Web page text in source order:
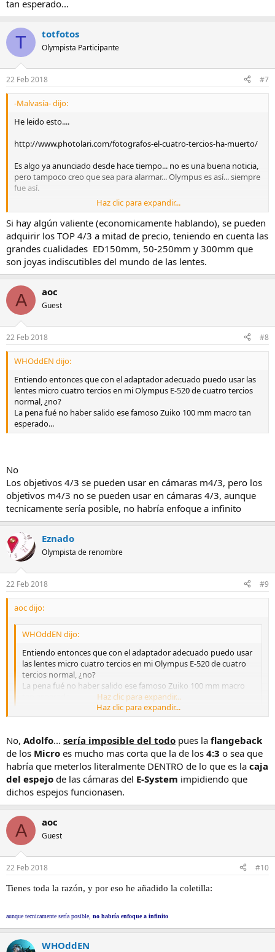
tan esperado...
T totfotos
Olympista Participante
22 Feb 2018 #7
-Malvasía- dijo:
He leido esto....
http://www.photolari.com/fotografos-el-cuatro-tercios-ha-muerto/
Es algo ya anunciado desde hace tiempo... no es una buena noticia,
pero tampoco creo que sea para alarmar... Olympus es así... siempre
fue así.
El m4/3 sigue muy vivo... y estoy seguro que algo preparan para
revitalizar este maravilloso mundo de la fotografía... que sin
Olympus no se entiende.
Haz clic para expandir...
Si hay algún valiente (economicamente hablando), se pueden
adquirir los TOP 4/3 a mitad de precio, teniendo en cuenta las
grandes cualidades ED150mm, 50-250mm y 300mm que
son joyas indiscutibles del mundo de las lentes.
A aoc
Guest
22 Feb 2018 #8
WHOddEN dijo:
Entiendo entonces que con el adaptador adecuado puedo usar las
lentes micro cuatro tercios en mi Olympus E-520 de cuatro tercios
normal, ¿no?
La pena fué no haber salido ese famoso Zuiko 100 mm macro tan
esperado...
No
Los objetivos 4/3 se pueden usar en cámaras m4/3, pero los
objetivos m4/3 no se pueden usar en cámaras 4/3, aunque
tecnicamente sería posible, no habría enfoque a infinito
Eznado
Olympista de renombre
22 Feb 2018 #9
aoc dijo:
WHOddEN dijo:
Entiendo entonces que con el adaptador adecuado puedo usar
las lentes micro cuatro tercios en mi Olympus E-520 de cuatro
tercios normal, ¿no?
La pena fué no haber salido ese famoso Zuiko 100 mm macro
Haz clic para expandir...
No
Los objetivos 4/3 se pueden usar en cámaras m4/3, pero los
objetivos m4/3 no se pueden usar en cámaras 4/3, aunque
tecnicamente sería posible, no habría enfoque a infinito
Haz clic para expandir...
No, Adolfo... sería imposible del todo pues la flangeback
de los Micro es mucho mas corta que la de los 4:3 o sea que
habría que meterlos literalmente DENTRO de lo que es la caja
del espejo de las cámaras del E-System impidiendo que
dichos espejos funcionasen.
A aoc
Guest
22 Feb 2018 #10
Tienes toda la razón, y por eso he añadido la coletilla:
aunque tecnicamente sería posible, no habría enfoque a infinito
WHOddEN